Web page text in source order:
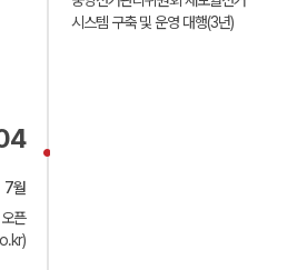
시스템 구축 및 운영 대행(3년)
7월
픈
페이지를 통하여 게시하며, 고객은
로 서비스 이용신청을 해야 합니다.
한 것으로 간주합니다.
용신청)
회사가 정한 양식에 기입하는 것을
청이 완료되며, 회사는 계약의
2일